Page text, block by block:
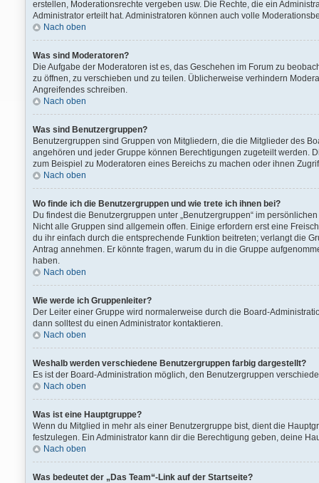
erstellen, Moderationsrechte vergeben usw. Die Rechte, die ein
Administrator erteilt hat. Administratoren können auch volle
Nach oben
Was sind Moderatoren?
Die Aufgabe der Moderatoren ist es, das Geschehen im Forum zu
zu öffnen, zu verschieben und zu teilen. Üblicherweise verhindern
Angreifendes schreiben.
Nach oben
Was sind Benutzergruppen?
Benutzergruppen sind Gruppen von Mitgliedern, die die Mitglieder des
angehören und jeder Gruppe können Berechtigungen zugeteilt werden.
zum Beispiel zu Moderatoren eines Bereichs zu machen oder ihnen
Nach oben
Wo finde ich die Benutzergruppen und wie trete ich ihnen bei?
Du findest die Benutzergruppen unter „Benutzergruppen“ im
Nicht alle Gruppen sind allgemein offen. Einige erfordern erst eine
du ihr einfach durch die entsprechende Funktion beitreten; verlangt die
Antrag annehmen. Er könnte fragen, warum du in die Gruppe
haben.
Nach oben
Wie werde ich Gruppenleiter?
Der Leiter einer Gruppe wird normalerweise durch die Board-
dann solltest du einen Administrator kontaktieren.
Nach oben
Weshalb werden verschiedene Benutzergruppen farbig dargestellt?
Es ist der Board-Administration möglich, den Benutzergruppen
Nach oben
Was ist eine Hauptgruppe?
Wenn du Mitglied in mehr als einer Benutzergruppe bist, dient die
festzulegen. Ein Administrator kann dir die Berechtigung geben, deine
Nach oben
Was bedeutet der „Das Team“-Link auf der Startseite?